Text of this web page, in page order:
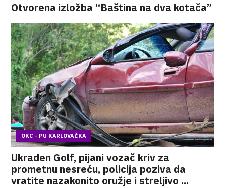
Otvorena izložba “Baština na dva kotača”
OKC - PU KARLOVAČKA
Ukraden Golf, pijani vozač kriv za
prometnu nesreću, policija poziva da
vratite nazakonito oružje i streljivo ...